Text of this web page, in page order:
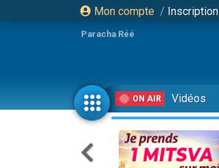
Mon compte / Inscription
Paracha Réé
ON AIR Vidéos